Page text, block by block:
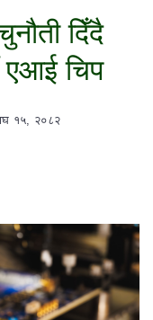
दिँदै
एआई चिप
१५, २०८२